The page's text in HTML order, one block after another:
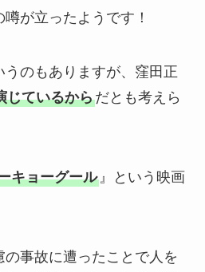
が立ったようです！
のもありますが、窪田正
じているからだとも考えら
キョーグール』という映画
事故に遭ったことで人を